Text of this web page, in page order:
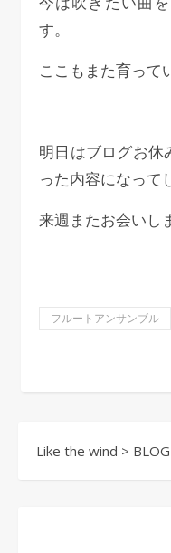
す。
ここもまた育って
明日はブログお休
った内容になって
来週またお会いし
フルートアンサンブル
Like the wind > BLOG